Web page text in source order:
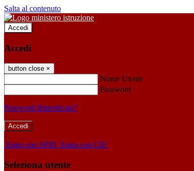
Salta al contenuto
Accedi
Accedi
button close ×
Nome Utente
Password
Password dimenticata?
-
Entra con SPID Entra con CIE
Seleziona utente